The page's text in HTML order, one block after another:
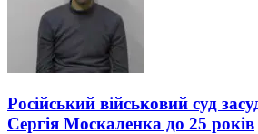
Російський військовий суд
Сергія Москаленка до 25 років